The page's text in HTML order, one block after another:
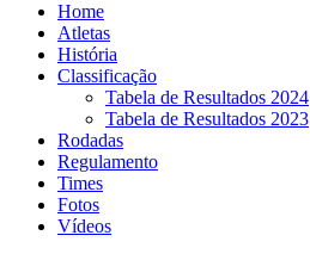
Home
Atletas
História
Classificação
Tabela de Resultados 2024
Tabela de Resultados 2023
Rodadas
Regulamento
Times
Fotos
Vídeos